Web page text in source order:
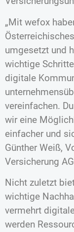
„Mit wefox
umgesetzt und
wichtige
digitale
vereinfachen.
wir eine
einfacher und
Günther Weiß,
Versicherung
Nicht zuletzt
wichtige
vermehrt
werden